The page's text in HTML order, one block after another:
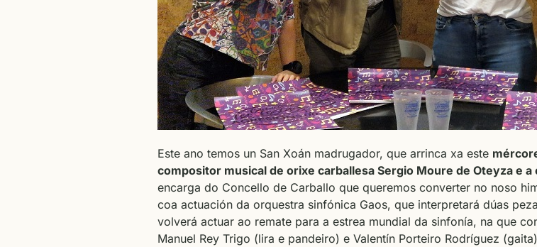
Este ano temos un San Xoán madrugador, que arrinca xa este
compositor musical de orixe carballesa Sergio Moure de Oteyza e a
encarga do Concello de Carballo que queremos converter no noso
coa actuación da orquestra sinfónica Gaos, que interpretará dúas
volverá actuar ao remate para a estrea mundial da sinfonía, na que
Manuel Rey Trigo (lira e pandeiro) e Valentín Porteiro Rodríguez